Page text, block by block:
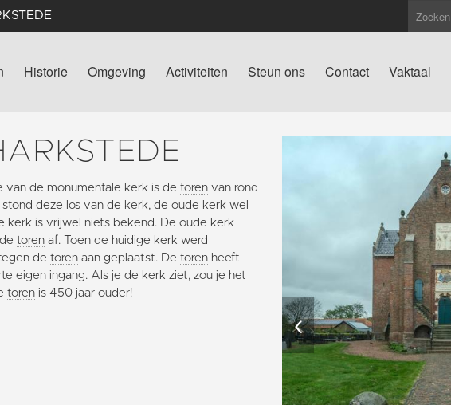
Historie Omgeving Activiteiten Steun ons Contact Vaktaal
van de monumentale kerk is de toren van rond
stond deze los van de kerk, de oude kerk wel
kerk is vrijwel niets bekend. De oude kerk
toren af. Toen de huidige kerk werd
de toren aan geplaatst. De toren heeft
eigen ingang. Als je de kerk ziet, zou je het
toren is 450 jaar ouder!
‹